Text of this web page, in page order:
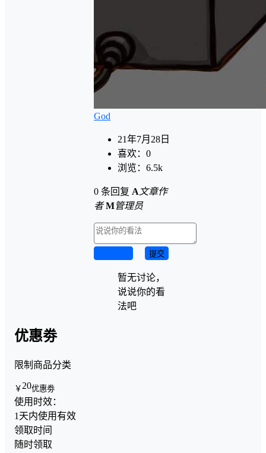
God
21年7月28日
喜欢： 0
浏览： 6.5k
0 条回复 A 文章作
者 M管理员
提交
暂无讨论，
说说你的看
法吧
优惠劵
限制商品分类
￥ 20优惠劵
使用时效：
1天内使用有效
领取时间
随时领取